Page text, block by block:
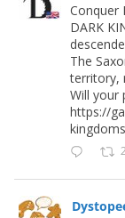
Conquer
DARK
The
territory,
Will your
https://
kingdoms